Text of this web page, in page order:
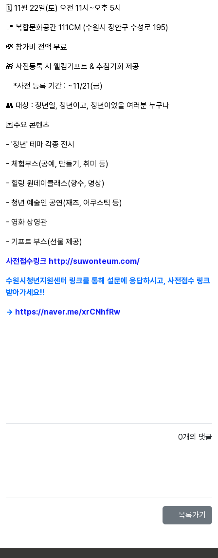
🗓 11월 22일(토) 오전 11시~오후 5시
📍 복합문화공간 111CM (수원시 장안구 수성로 195)
💸 참가비 전액 무료
🎁 사전등록 시 웰컴기프트 & 추첨기회 제공
*사전 등록 기간 : ~11/21(금)
👥 대상 : 청년일, 청년이고, 청년이었을 여러분 누구나
💌주요 콘텐츠
- '청년' 테마 각종 전시
- 체험부스(공예, 만들기, 취미 등)
- 힐링 원데이클래스(향수, 명상)
- 청년 예술인 공연(재즈, 어쿠스틱 등)
- 영화 상영관
- 기프트 부스(선물 제공)
사전접수링크 http://suwonteum.com/
수원시청년지원센터 링크를 통해 설문에 응답하시고, 사전접수 링크
받아가세요!!
→ https://naver.me/xrCNhfRw
0개의 댓글
목록가기